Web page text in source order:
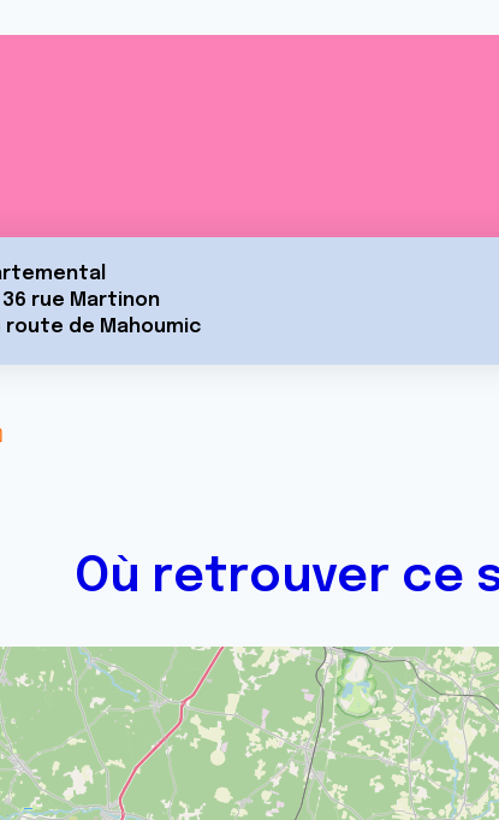
- 36 rue Martinon
route de Mahoumic
Où retrouver ce